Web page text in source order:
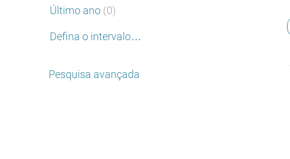
Último ano (0)
Defina o intervalo…
Pesquisa avançada